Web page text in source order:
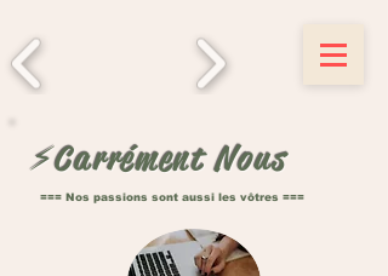
⚡️Carrément Nous
=== Nos passions sont aussi les vôtres ===